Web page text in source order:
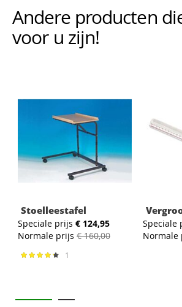
Andere producten
voor u zijn!
Stoelleestafel
Speciale prijs € 124,95
Normale prijs € 160,00
Waardering:1
Speciale
Normale